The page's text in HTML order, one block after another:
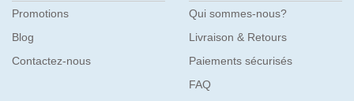
Promotions
Blog
Contactez-nous
Qui sommes-nous?
Livraison & Retours
Paiements sécurisés
FAQ